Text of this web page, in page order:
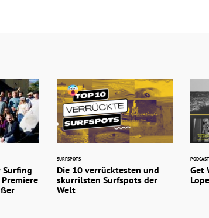
SURFSPOTS
Die 10 verrücktesten und
skurrilsten Surfspots der
Welt
PODCAST
Get